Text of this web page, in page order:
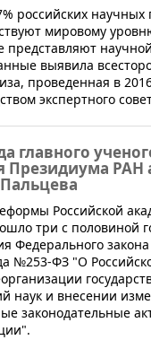
российских научных
мировому
представляют
выявила
проведенная в
экспертного
главного
Президиума РАН
Российской
три с половиной
Федерального
№253-ФЗ "О
наук и внесении
законодательные